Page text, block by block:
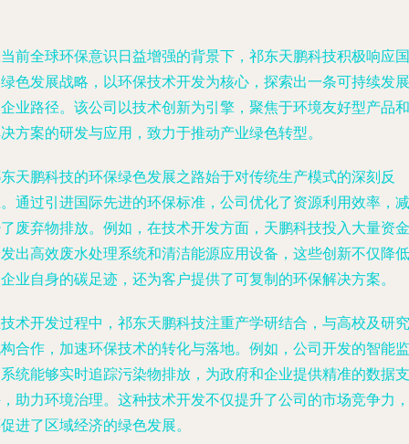
前全球环保意识日益增强的背景下，祁东天鹏科技积极响应国
色发展战略，以环保技术开发为核心，探索出一条可持续发展
业路径。该公司以技术创新为引擎，聚焦于环境友好型产品和
方案的研发与应用，致力于推动产业绿色转型。
天鹏科技的环保绿色发展之路始于对传统生产模式的深刻反
通过引进国际先进的环保标准，公司优化了资源利用效率，减
废弃物排放。例如，在技术开发方面，天鹏科技投入大量资金
出高效废水处理系统和清洁能源应用设备，这些创新不仅降低
业自身的碳足迹，还为客户提供了可复制的环保解决方案。
术开发过程中，祁东天鹏科技注重产学研结合，与高校及研究
合作，加速环保技术的转化与落地。例如，公司开发的智能监
统能够实时追踪污染物排放，为政府和企业提供精准的数据支
助力环境治理。这种技术开发不仅提升了公司的市场竞争力，
进了区域经济的绿色发展。